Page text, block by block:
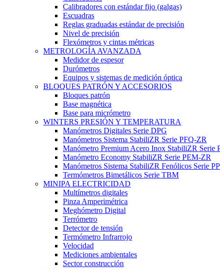
Calibradores con estándar fijo (galgas)
Escuadras
Reglas graduadas estándar de precisión
Nivel de precisión
Flexómetros y cintas métricas
METROLOGÍA AVANZADA
Medidor de espesor
Durómetros
Equipos y sistemas de medición óptica
BLOQUES PATRÓN Y ACCESORIOS
Bloques patrón
Base magnética
Base para micrómetro
WINTERS PRESIÓN Y TEMPERATURA
Manómetros Digitales Serie DPG
Manómetros Sistema StabiliZR Serie PFQ-ZR
Manómetro Premium Acero Inox StabiliZR Serie
Manómetro Economy StabiliZR Serie PEM-ZR
Manómetros Sistema StabiliZR Fenólicos Serie
Termómetros Bimetálicos Serie TBM
MINIPA ELECTRICIDAD
Multímetros digitales
Pinza Amperimétrica
Meghómetro Digital
Terrómetro
Detector de tensión
Termómetro Infrarrojo
Velocidad
Mediciones ambientales
Sector construcción